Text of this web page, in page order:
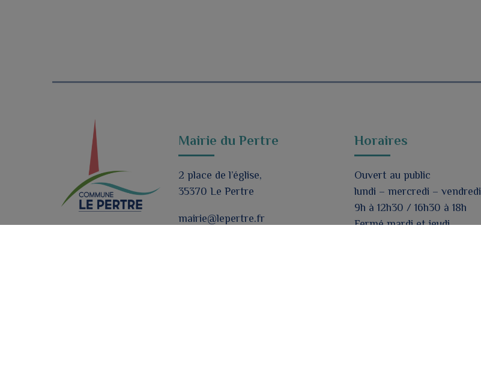
Mairie du Pertre
2 place de l’église,
35370 Le Pertre
mairie@lepertre.fr
Horaires
Ouvert au public
lundi – mercredi – vendredi
9h à 12h30 / 16h30 à 18h
Fermé mardi et jeudi